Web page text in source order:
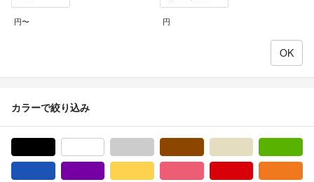
円〜 円
カラーで絞り込み